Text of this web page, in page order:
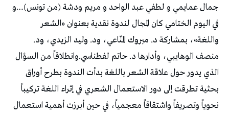
جمال عمايمي و لطفي عبد الواحد و مريم ودشة (من تونس)…و
في اليوم الختامي كان المجال لندوة نقدية بعنوان «الشعر
واللغة»، بمشاركة د. مبروك المنّاعي، ود. وليد الزيدي، ود.
منصف الوهايبي، وأدارها د. حاتم لفطناسي.وانطلاقاً من السؤال
الذي يدور حول علاقة الشعر باللغة بدأت الندوة بطرح أوراق
بحثية تطرقت إلى دور الاستعمال الشعري في إثراء اللغة تركيباً
نحوياً وتصريفاً واشتقاقاً معجمياً، في حين أبرزت أهمية استعمال